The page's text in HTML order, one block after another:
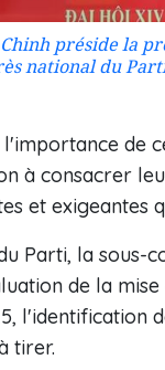
préside la
national du
de
à consacrer
et exigeantes
Parti, la sous-
de la
l'identification
tirer.